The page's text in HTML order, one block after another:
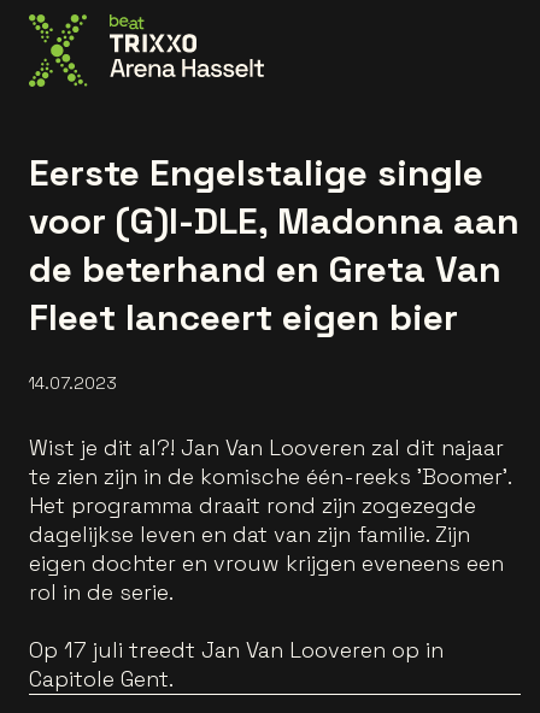
Eerste Engelstalige single
voor (G)I-DLE, Madonna aan
de beterhand en Greta Van
Fleet lanceert eigen bier
14.07.2023
Wist je dit al?! Jan Van Looveren zal dit najaar
te zien zijn in de komische één-reeks 'Boomer'.
Het programma draait rond zijn zogezegde
dagelijkse leven en dat van zijn familie. Zijn
eigen dochter en vrouw krijgen eveneens een
rol in de serie.
Op 17 juli treedt Jan Van Looveren op in
Capitole Gent.